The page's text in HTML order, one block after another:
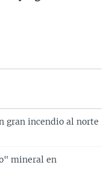
gran incendio al norte
mineral en